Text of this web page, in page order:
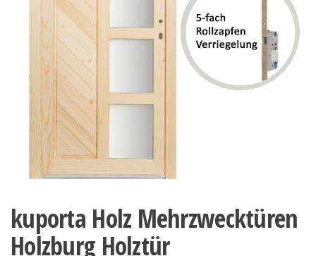
kuporta Holz Mehrzwecktüren
Holzburg Holztür